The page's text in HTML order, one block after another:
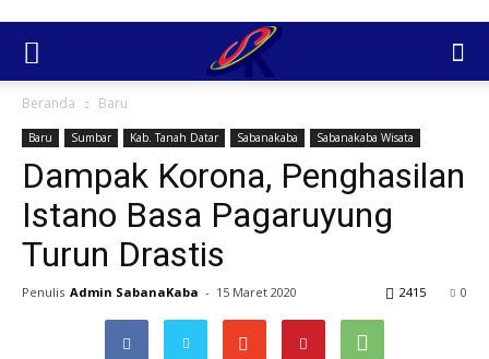
Beranda Baru
Baru Sumbar Kab. Tanah Datar Sabanakaba Sabanakaba Wisata
Dampak Korona, Penghasilan
Istano Basa Pagaruyung
Turun Drastis
Penulis Admin SabanaKaba - 15 Maret 2020 0
2415